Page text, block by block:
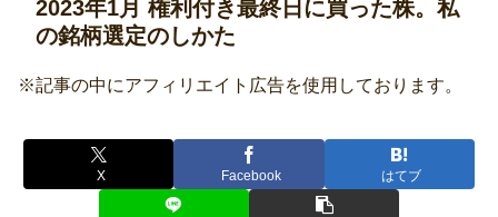
2023年1月 権利付き最終日に買った株。私
の銘柄選定のしかた
※記事の中にアフィリエイト広告を使用しております。
X Facebook はてブ